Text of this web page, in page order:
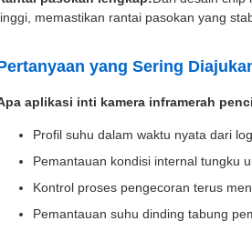
memastikan rantai pasokan yang
yang Sering
aplikasi inti kamera inframerah
Profil suhu dalam waktu nyata dari
Pemantauan kondisi internal tungku
Kontrol proses pengecoran terus
Pemantauan suhu dinding tabung